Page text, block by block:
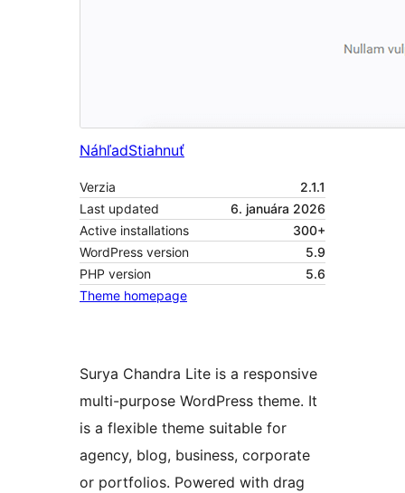
NáhľadStiahnuť
Verzia
2.1.1
Last updated
6. januára 2026
Active installations
300+
WordPress version
5.9
PHP version
5.6
Theme homepage
Surya Chandra Lite is a responsive
multi-purpose WordPress theme. It
is a flexible theme suitable for
agency, blog, business, corporate
or portfolios. Powered with drag